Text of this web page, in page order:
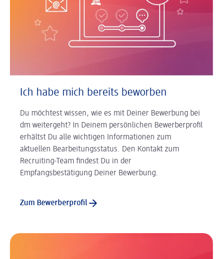
Ich habe mich bereits beworben
Du möchtest wissen, wie es mit Deiner Bewerbung bei
dm weitergeht? In Deinem persönlichen Bewerberprofil
erhältst Du alle wichtigen Informationen zum
aktuellen Bearbeitungsstatus. Den Kontakt zum
Recruiting-Team findest Du in der
Empfangsbestätigung Deiner Bewerbung.
Zum Bewerberprofil